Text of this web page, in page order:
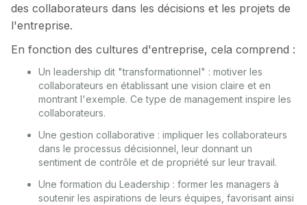
des collaborateurs dans les décisions et les projets de
l'entreprise.
En fonction des cultures d'entreprise, cela comprend :
Un leadership dit "transformationnel" : motiver les
collaborateurs en établissant une vision claire et en
montrant l'exemple. Ce type de management inspire les
collaborateurs.
Une gestion collaborative : impliquer les collaborateurs
dans le processus décisionnel, leur donnant un
sentiment de contrôle et de propriété sur leur travail.
Une formation du Leadership : former les managers à
soutenir les aspirations de leurs équipes, favorisant ainsi